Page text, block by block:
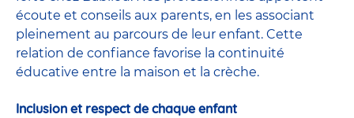
écoute et conseils aux parents, en les associant
pleinement au parcours de leur enfant. Cette
relation de confiance favorise la continuité
éducative entre la maison et la crèche.
Inclusion et respect de chaque enfant